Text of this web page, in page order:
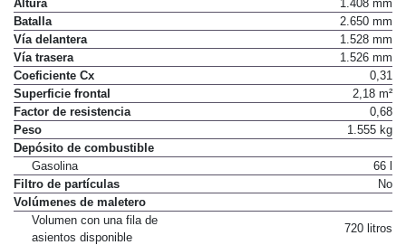
Altura
1.408 mm
Batalla
2.650 mm
Vía delantera
1.528 mm
Vía trasera
1.526 mm
Coeficiente Cx
0,31
Superficie frontal
2,18 m²
Factor de resistencia
0,68
Peso
1.555 kg
Depósito de combustible
Gasolina
66 l
Filtro de partículas
No
Volúmenes de maletero
Volumen con una fila de
asientos disponible
720 litros